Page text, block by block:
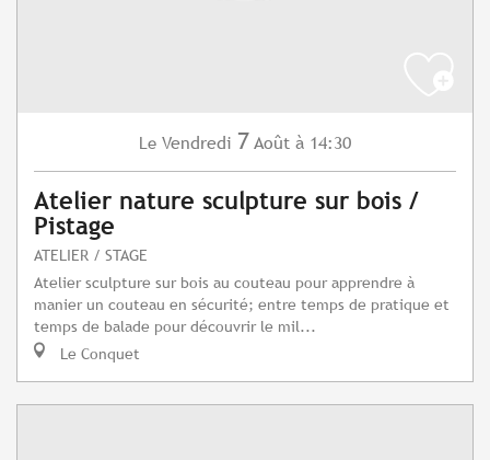
Le Vendredi 7 Août à 14:30
Atelier nature sculpture sur bois /
Pistage
ATELIER / STAGE
Atelier sculpture sur bois au couteau pour apprendre à
manier un couteau en sécurité; entre temps de pratique et
temps de balade pour découvrir le mil...
Le Conquet